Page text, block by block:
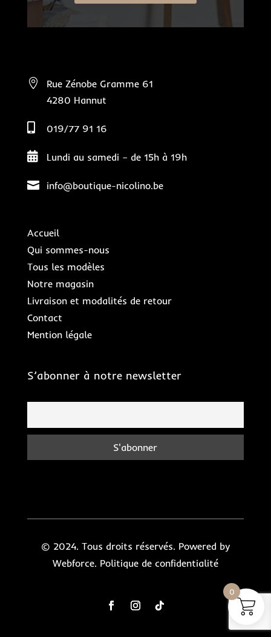

Rue Zénobe Gramme 61
4280 Hannut
 019/77 91 16
 Lundi au samedi – de 15h à 19h
 info@boutique-nicolino.be
Accueil
Qui sommes-nous
Tous les modèles
Notre magasin
Livraison et modalités de retour
Contact
Mention légale
S’abonner à notre newsletter
© 2024. Tous droits réservés. Powered by
Webforce. Politique de confidentialité
0